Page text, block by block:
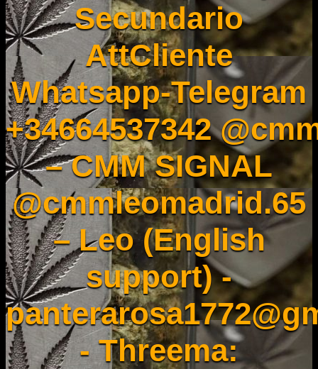
Secundario
AttCliente
Whatsapp-Telegram
+34664537342
– CMM SIGNAL
@cmmleomadrid.65
– Leo (English
support) -
- Threema: